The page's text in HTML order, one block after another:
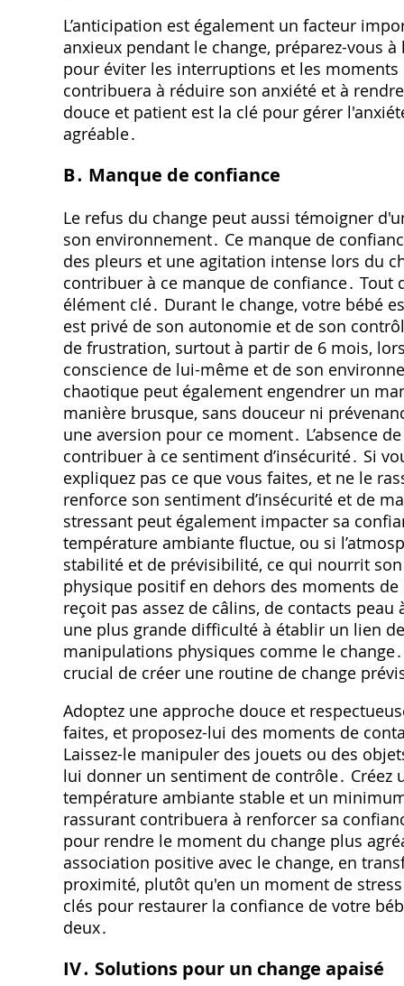
L’anticipation est également un facteur
anxieux pendant le change, préparez-vous
pour éviter les interruptions et les
contribuera à réduire son anxiété et à
douce et patient est la clé pour gérer
agréable․
B․ Manque de confiance
Le refus du change peut aussi témoigner
son environnement․ Ce manque de
des pleurs et une agitation intense lors du
contribuer à ce manque de confiance․
élément clé․ Durant le change, votre bébé
est privé de son autonomie et de son
de frustration, surtout à partir de 6 mois,
conscience de lui-même et de son
chaotique peut également engendrer un
manière brusque, sans douceur ni
une aversion pour ce moment․ L’absence
contribuer à ce sentiment d’insécurité․ Si
expliquez pas ce que vous faites, et ne le
renforce son sentiment d’insécurité et de
stressant peut également impacter sa
température ambiante fluctue, ou si
stabilité et de prévisibilité, ce qui nourrit
physique positif en dehors des moments
reçoit pas assez de câlins, de contacts
une plus grande difficulté à établir un lien
manipulations physiques comme le
crucial de créer une routine de change
Adoptez une approche douce et
faites, et proposez-lui des moments de
Laissez-le manipuler des jouets ou des
lui donner un sentiment de contrôle․ Créez
température ambiante stable et un
rassurant contribuera à renforcer sa
pour rendre le moment du change plus
association positive avec le change, en
proximité, plutôt qu'en un moment de
clés pour restaurer la confiance de votre
deux․
IV․ Solutions pour un change apaisé